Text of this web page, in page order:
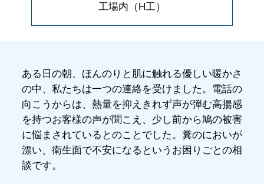
工場内（H工）
ある日の朝、ほんのりと肌に触れる優しい暖かさ
の中、私たちは一つの連絡を受けました。電話の
向こうからは、熱量を抑えきれず声が弾む高揚感
を持つお客様の声が聞こえ、少し前から鳩の被害
に悩まされているとのことでした。糞のにおいが
漂い、衛生面で不安になるというお困りごとの相
談です。